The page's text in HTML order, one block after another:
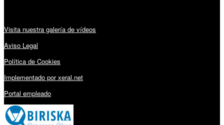
Visita nuestra galería de vídeos
Aviso Legal
Política de Cookies
Implementado por xeral.net
Portal empleado